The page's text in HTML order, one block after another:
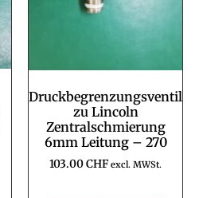
Druckbegrenzungsventil
zu Lincoln
Zentralschmierung
6mm Leitung – 270
103.00CHF excl. MWSt.